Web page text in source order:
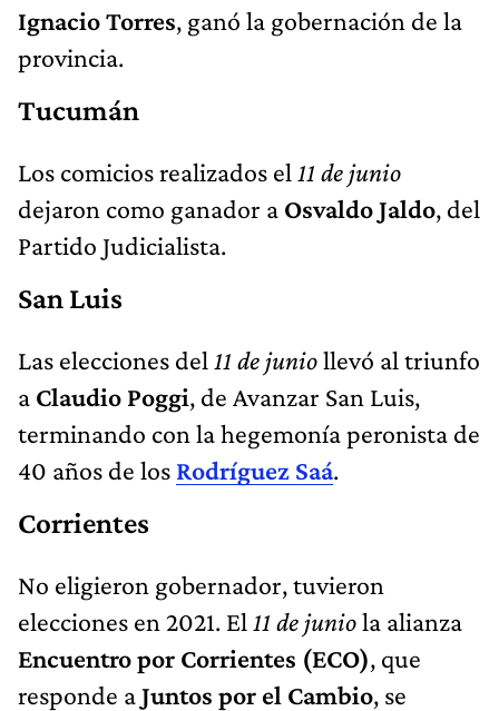
Ignacio Torres, ganó la gobernación de la
provincia.
Tucumán
Los comicios realizados el 11 de junio
dejaron como ganador a Osvaldo Jaldo, del
Partido Judicialista.
San Luis
Las elecciones del 11 de juniollevó al triunfo
a Claudio Poggi, de Avanzar San Luis,
terminando con la hegemonía peronista de
40 años de los Rodríguez Saá.
Corrientes
No eligieron gobernador, tuvieron
elecciones en 2021. El 11 de juniola alianza
Encuentro por Corrientes (ECO), que
responde aJuntos por el Cambio, se